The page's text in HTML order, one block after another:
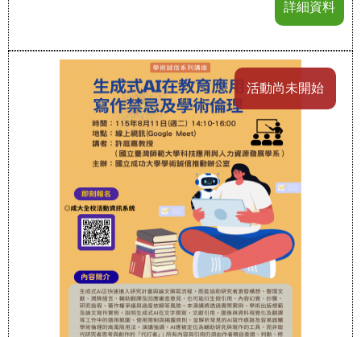
詳細資料
活動尚未開始